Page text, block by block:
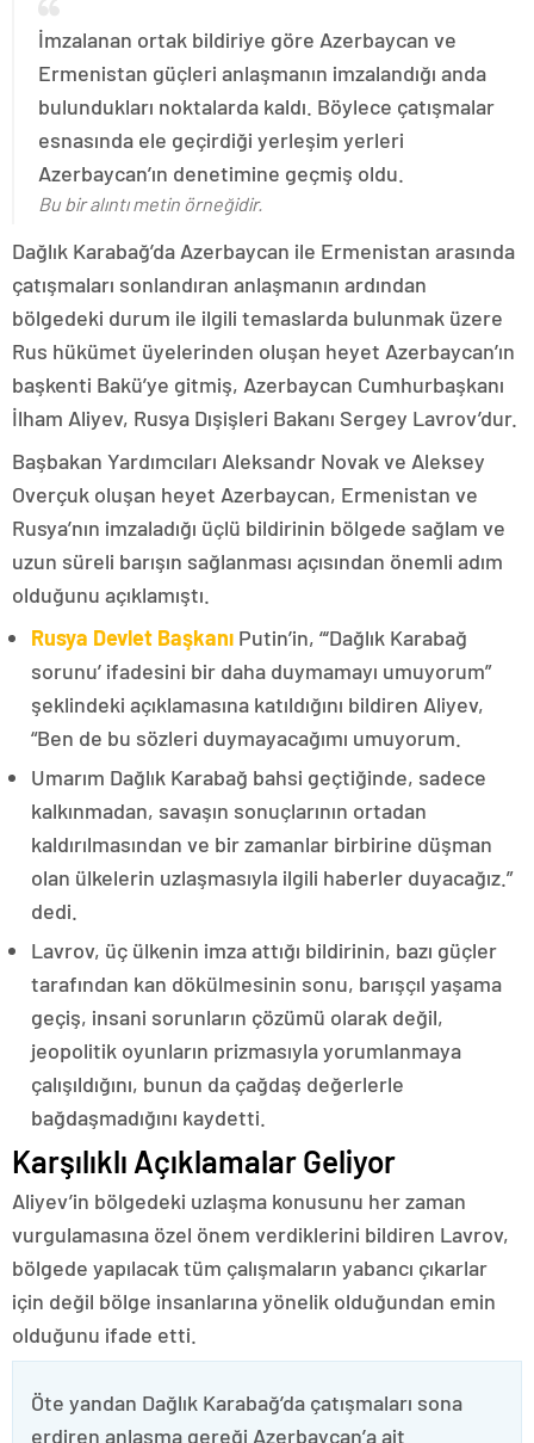
İmzalanan ortak bildiriye göre Azerbaycan ve
Ermenistan güçleri anlaşmanın imzalandığı anda
bulundukları noktalarda kaldı. Böylece çatışmalar
esnasında ele geçirdiği yerleşim yerleri
Azerbaycan’ın denetimine geçmiş oldu.
Bu bir alıntı metin örneğidir.
Dağlık Karabağ’da Azerbaycan ile Ermenistan arasında
çatışmaları sonlandıran anlaşmanın ardından
bölgedeki durum ile ilgili temaslarda bulunmak üzere
Rus hükümet üyelerinden oluşan heyet Azerbaycan’ın
başkenti Bakü’ye gitmiş, Azerbaycan Cumhurbaşkanı
İlham Aliyev, Rusya Dışişleri Bakanı Sergey Lavrov’dur.
Başbakan Yardımcıları Aleksandr Novak ve Aleksey
Overçuk oluşan heyet Azerbaycan, Ermenistan ve
Rusya’nın imzaladığı üçlü bildirinin bölgede sağlam ve
uzun süreli barışın sağlanması açısından önemli adım
olduğunu açıklamıştı.
Rusya Devlet Başkanı Putin’in, “‘Dağlık Karabağ
sorunu’ ifadesini bir daha duymamayı umuyorum”
şeklindeki açıklamasına katıldığını bildiren Aliyev,
“Ben de bu sözleri duymayacağımı umuyorum.
Umarım Dağlık Karabağ bahsi geçtiğinde, sadece
kalkınmadan, savaşın sonuçlarının ortadan
kaldırılmasından ve bir zamanlar birbirine düşman
olan ülkelerin uzlaşmasıyla ilgili haberler duyacağız.”
dedi.
Lavrov, üç ülkenin imza attığı bildirinin, bazı güçler
tarafından kan dökülmesinin sonu, barışçıl yaşama
geçiş, insani sorunların çözümü olarak değil,
jeopolitik oyunların prizmasıyla yorumlanmaya
çalışıldığını, bunun da çağdaş değerlerle
bağdaşmadığını kaydetti.
Karşılıklı Açıklamalar Geliyor
Aliyev’in bölgedeki uzlaşma konusunu her zaman
vurgulamasına özel önem verdiklerini bildiren Lavrov,
bölgede yapılacak tüm çalışmaların yabancı çıkarlar
için değil bölge insanlarına yönelik olduğundan emin
olduğunu ifade etti.
Öte yandan Dağlık Karabağ’da çatışmaları sona
erdiren anlaşma gereği Azerbaycan’a ait